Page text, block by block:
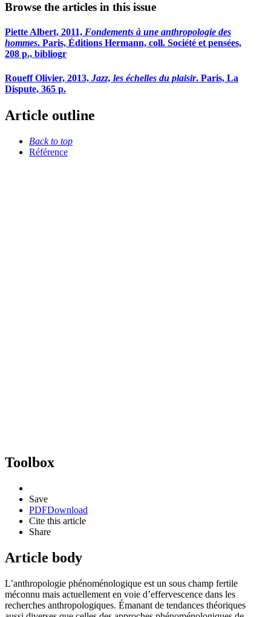
Browse the articles in this issue
PietteAlbert, 2011, Fondements à une anthropologie des
hommes. Paris, Éditions Hermann, coll. Société et pensées,
208 p., bibliogr
RoueffOlivier, 2013, Jazz, les échelles du plaisir. Paris, La
Dispute, 365 p.
Article outline
Back to top
Référence
Toolbox
Save
PDFDownload
Cite this article
Share
Article body
L’anthropologie phénoménologique est un sous champ fertile
méconnu mais actuellement en voie d’effervescence dans les
recherches anthropologiques. Émanant de tendances théoriques